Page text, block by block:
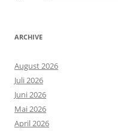
ARCHIVE
August 2026
Juli 2026
Juni 2026
Mai 2026
April 2026